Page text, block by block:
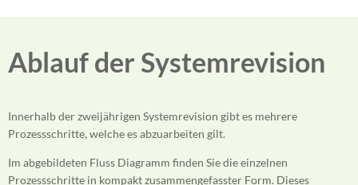
Ablauf der Systemrevision
Innerhalb der zweijährigen Systemrevision gibt es mehrere
Prozessschritte, welche es abzuarbeiten gilt.
Im abgebildeten Fluss Diagramm finden Sie die einzelnen
Prozessschritte in kompakt zusammengefasster Form. Dieses